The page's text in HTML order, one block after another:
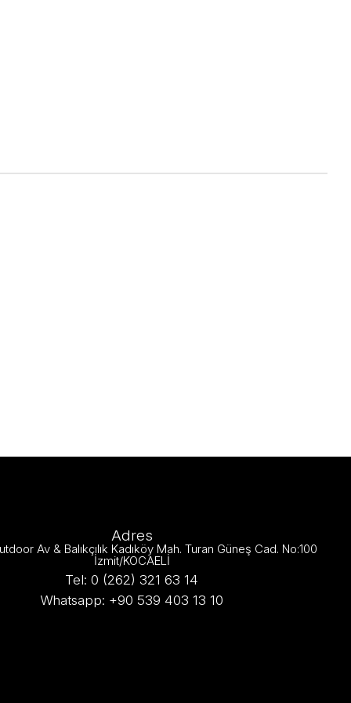
Adres
Av & Balıkçılık Kadıköy Mah. Turan Güneş Cad. No:100
İzmit/KOCAELİ
Tel: 0 (262) 321 63 14
Whatsapp: +90 539 403 13 10